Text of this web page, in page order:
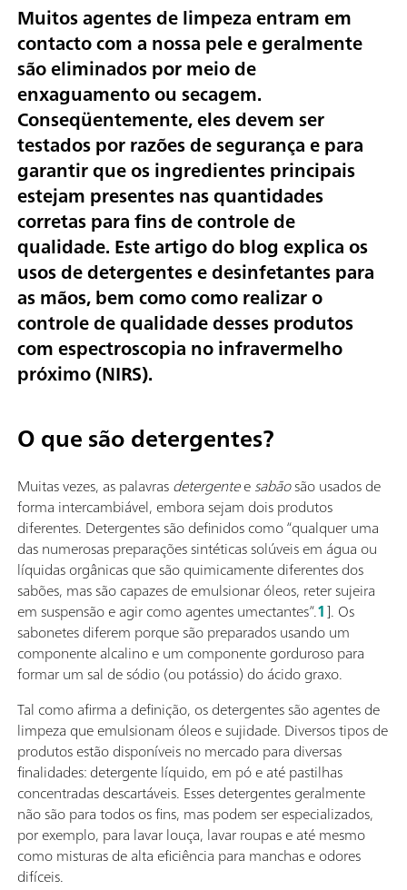
Muitos agentes de limpeza entram em
contacto com a nossa pele e geralmente
são eliminados por meio de
enxaguamento ou secagem.
Conseqüentemente, eles devem ser
testados por razões de segurança e para
garantir que os ingredientes principais
estejam presentes nas quantidades
corretas para fins de controle de
qualidade. Este artigo do blog explica os
usos de detergentes e desinfetantes para
as mãos, bem como como realizar o
controle de qualidade desses produtos
com espectroscopia no infravermelho
próximo (NIRS).
O que são detergentes?
Muitas vezes, as palavrasdetergenteesabãosão usados de
forma intercambiável, embora sejam dois produtos
diferentes. Detergentes são definidos como “qualquer uma
das numerosas preparações sintéticas solúveis em água ou
líquidas orgânicas que são quimicamente diferentes dos
sabões, mas são capazes de emulsionar óleos, reter sujeira
em suspensão e agir como agentes umectantes”.1]. Os
sabonetes diferem porque são preparados usando um
componente alcalino e um componente gorduroso para
formar um sal de sódio (ou potássio) do ácido graxo.
Tal como afirma a definição, os detergentes são agentes de
limpeza que emulsionam óleos e sujidade. Diversos tipos de
produtos estão disponíveis no mercado para diversas
finalidades: detergente líquido, em pó e até pastilhas
concentradas descartáveis. Esses detergentes geralmente
não são para todos os fins, mas podem ser especializados,
por exemplo, para lavar louça, lavar roupas e até mesmo
como misturas de alta eficiência para manchas e odores
difíceis.